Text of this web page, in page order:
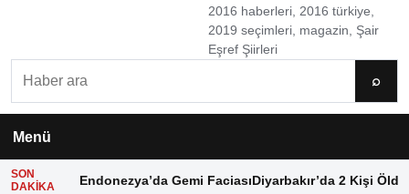
2016 haberleri, 2016 türkiye,
2019 seçimleri, magazin, Şair
Eşref Şiirleri
⌕
Menü
SON
DAKIKA
Endonezya’da Gemi FaciasıDiyarbakır’da 2 Kişi Öldü